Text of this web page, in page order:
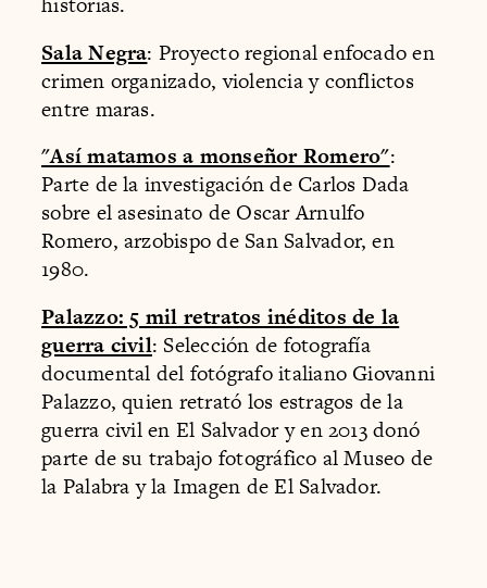
Sala Negra: Proyecto regional enfocado en
crimen organizado, violencia y conflictos
entre maras.
"Así matamos a monseñor Romero":
Parte de la investigación de Carlos Dada
sobre el asesinato de Oscar Arnulfo
Romero, arzobispo de San Salvador, en
1980.
Palazzo: 5 mil retratos inéditos de la
guerra civil: Selección de fotografía
documental del fotógrafo italiano Giovanni
Palazzo, quien retrató los estragos de la
guerra civil en El Salvador y en 2013 donó
parte de su trabajo fotográfico al Museo de
la Palabra y la Imagen de El Salvador.